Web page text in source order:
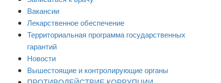
Вакансии
Лекарственное обеспечение
Территориальная программа государственных
гарантий
Новости
Вышестоящие и контролирующие органы